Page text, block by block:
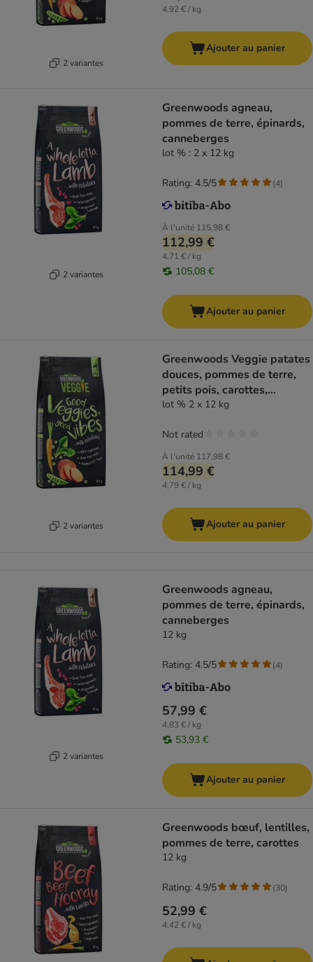
2 variantes
4,92 € / kg
Ajouter au panier
2 variantes
Greenwoods agneau,
pommes de terre, épinards,
canneberges
lot % : 2 x 12 kg
À l'unité 115,98 €
112,99 €
4,71 € / kg
105,08 €
Rating: 4.5/5 (4)
Ajouter au panier
2 variantes
Greenwoods Veggie patates
douces, pommes de terre,
petits pois, carottes,
épinards pour chien
lot % 2 x 12 kg
À l'unité 117,98 €
114,99 €
4,79 € / kg
Not rated
Ajouter au panier
2 variantes
Greenwoods agneau,
pommes de terre, épinards,
canneberges
12 kg
57,99 €
4,83 € / kg
53,93 €
Rating: 4.5/5 (4)
Ajouter au panier
Greenwoods bœuf, lentilles,
pommes de terre, carottes
12 kg
52,99 €
4,42 € / kg
Rating: 4.9/5 (30)